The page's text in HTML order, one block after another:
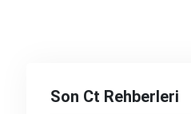
Son Ct Rehberleri